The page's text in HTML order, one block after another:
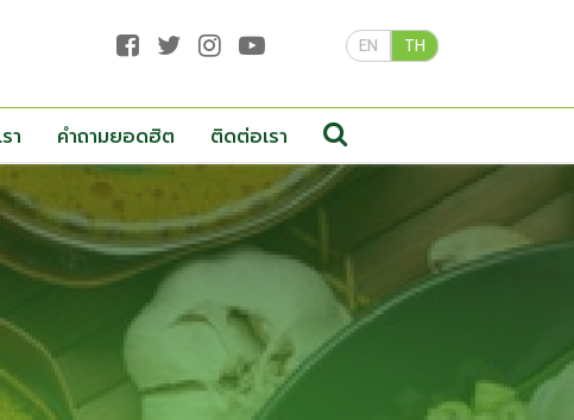
EN TH
า คำถามยอดฮิต ติดต่อเรา